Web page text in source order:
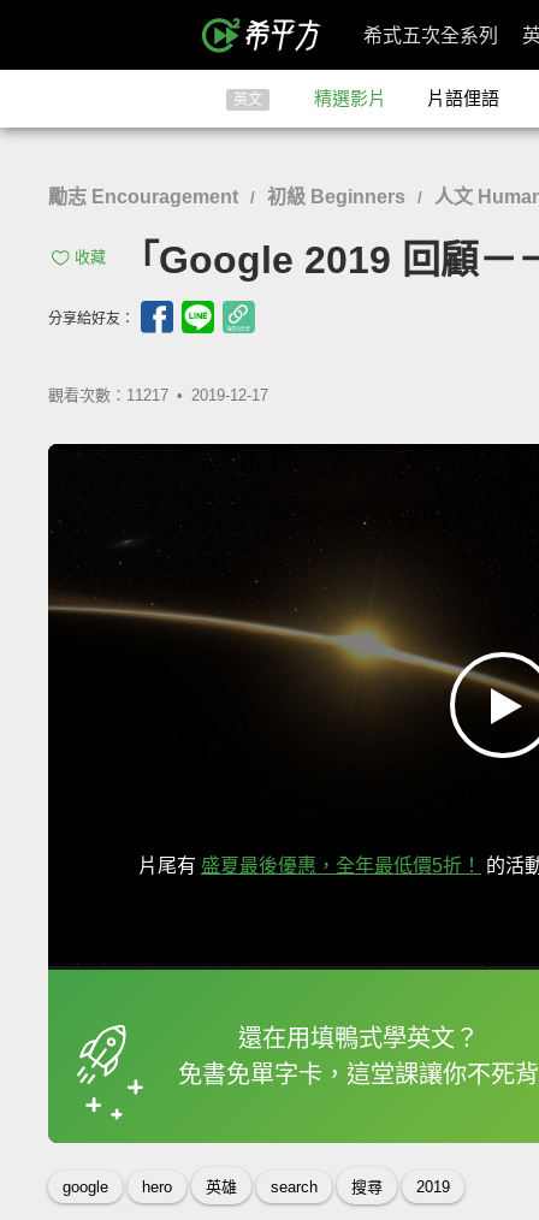
希式五次全系列
英文 精選影片 片語俚語
勵志 Encouragement / 初級 Beginners / 人文
收藏 「Google 2019 回顧
分享給好友：
觀看次數：11217 • 2019-12-17
片尾有 盛夏最後優惠，全年最低價5折！ 的活
還在用填鴨式學英文？
免書免單字卡，這堂課讓你不死背
框選或點兩下字幕可
google hero 英雄 search 搜尋 2019